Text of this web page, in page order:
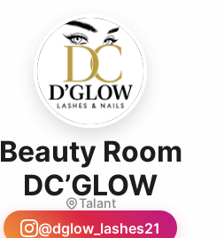
Beauty Room
DC’GLOW-
Talant
@dglow_lashes21